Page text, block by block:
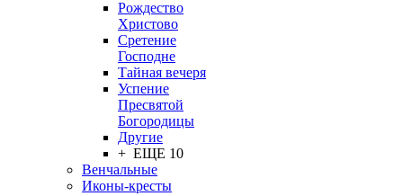
Рождество
Христово
Сретение
Господне
Тайная вечеря
Успение
Пресвятой
Богородицы
Другие
+ ЕЩЕ 10
Венчальные
Иконы-кресты